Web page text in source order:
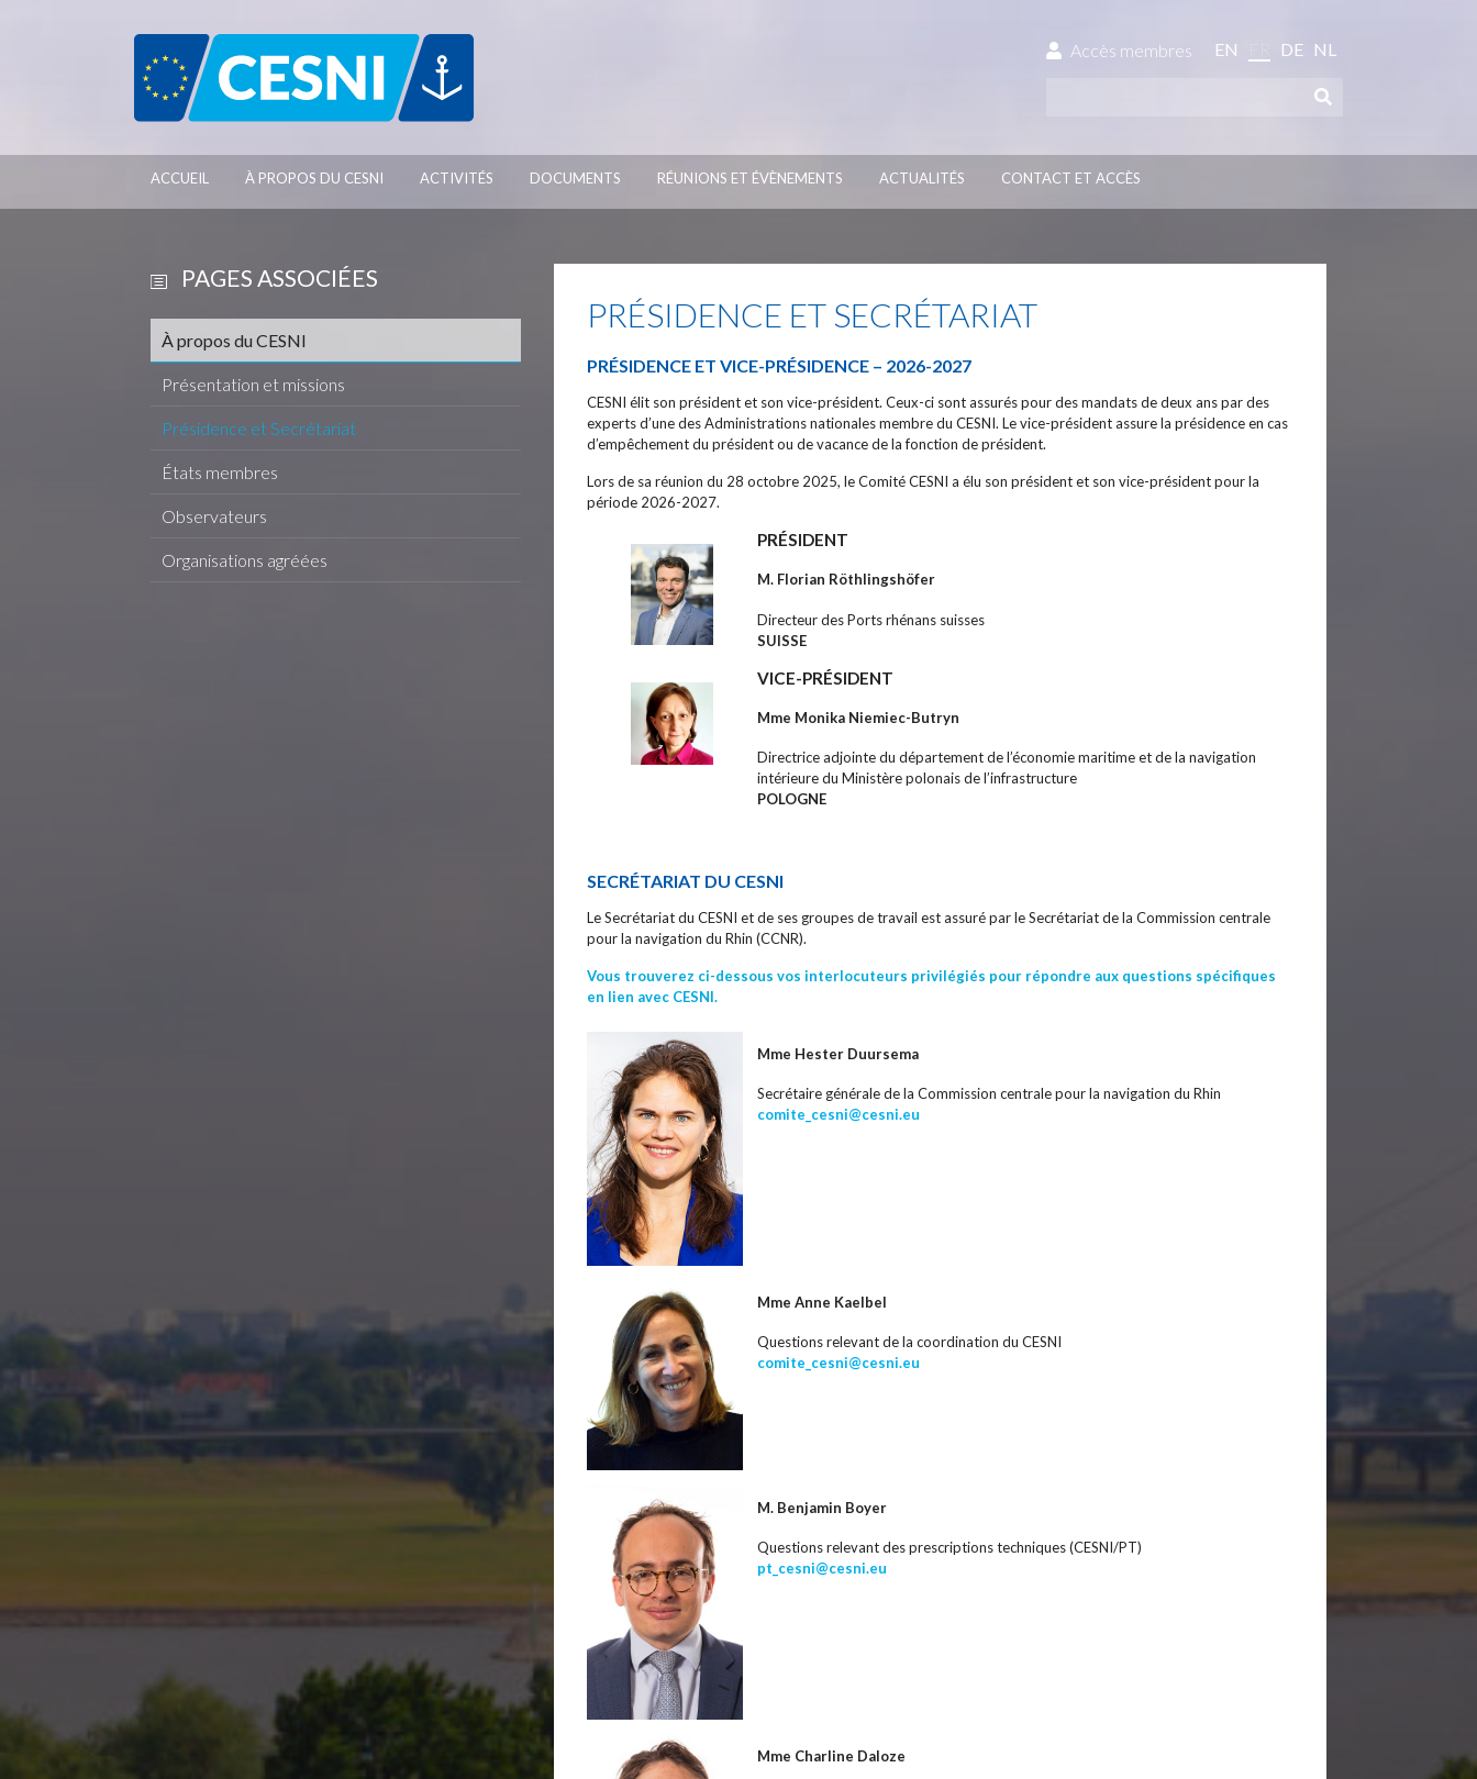
Accès membres EN DE NL
ACCUEIL À PROPOS DU CESNI ACTIVITÉS DOCUMENTS RÉUNIONS ET ÉVÈNEMENTS ACTUALITÉS CONTACT ET ACCÈS
PAGES ASSOCIÉES
À propos du CESNI
Présentation et missions
Présidence et Secrétariat
États membres
Observateurs
Organisations agréées
PRÉSIDENCE ET SECRÉTARIAT
PRÉSIDENCE ET VICE-PRÉSIDENCE – 2026-2027
CESNI élit son président et son vice-président. Ceux-ci sont assurés pour des mandats de deux ans par des
experts d’une des Administrations nationales membre du CESNI. Le vice-président assure la présidence en cas
d’empêchement du président ou de vacance de la fonction de président.
Lors de sa réunion du 28 octobre 2025, le Comité CESNI a élu son président et son vice-président pour la
période 2026-2027.
PRÉSIDENT
M. Florian Röthlingshöfer
Directeur des Ports rhénans suisses
SUISSE
VICE-PRÉSIDENT
Mme Monika Niemiec-Butryn
Directrice adjointe du département de l’économie maritime et de la navigation
intérieure du Ministère polonais de l’infrastructure
POLOGNE
SECRÉTARIAT DU CESNI
Le Secrétariat du CESNI et de ses groupes de travail est assuré par le Secrétariat de la Commission centrale
pour la navigation du Rhin (CCNR).
Vous trouverez ci-dessous vos interlocuteurs privilégiés pour répondre aux questions spécifiques
en lien avec CESNI.
Mme Hester Duursema
Secrétaire générale de la Commission centrale pour la navigation du Rhin
comite_cesni@cesni.eu
Mme Anne Kaelbel
Questions relevant de la coordination du CESNI
comite_cesni@cesni.eu
M. Benjamin Boyer
Questions relevant des prescriptions techniques (CESNI/PT)
pt_cesni@cesni.eu
Mme Charline Daloze